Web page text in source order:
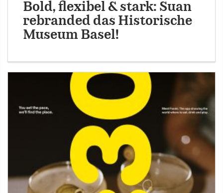
Bold, flexibel & stark: Suan
rebranded das Historische
Museum Basel!